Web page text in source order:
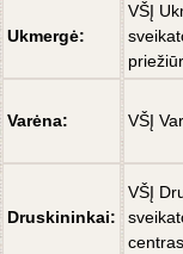
Ukmergė:
VŠĮ
Varėna: VŠĮ
Druskininkai:
VŠĮ
centras